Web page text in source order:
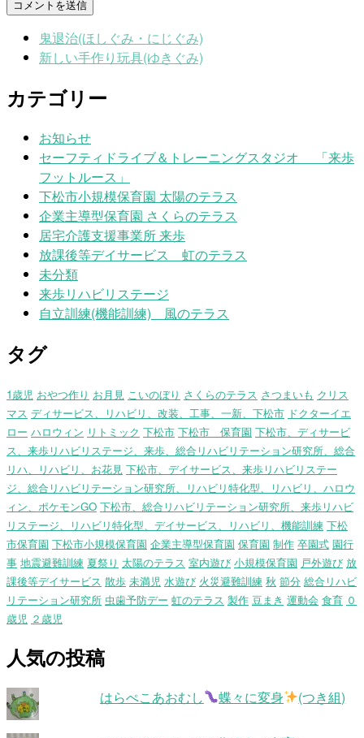
鬼退治(ほしぐみ・にじぐみ)
新しい手作り玩具(ゆきぐみ)
カテゴリー
お知らせ
セーフティドライブ＆トレーニングスタジオ 「来歩
フットルース」
下松市小規模保育園 太陽のテラス
企業主導型保育園 さくらのテラス
居宅介護支援事業所 来歩
放課後等デイサービス 虹のテラス
未分類
来歩リハビリステージ
自立訓練(機能訓練) 風のテラス
タグ
1歳児 おやつ作り お月見 こいのぼり さくらのテラス さつまいも クリス
マス ディサービス、リハビリ、改装、工事、一新、下松市 ドクターイエ
ロー ハロウィン リトミック 下松市 下松市 保育園 下松市、ディサービ
ス、来歩リハビリステージ、来歩、総合リハビリテーション研究所、総合
リハ、リハビリ、お花見 下松市、デイサービス、来歩リハビリステー
ジ、総合リハビリテーション研究所、リハビリ特化型、リハビリ、ハロウ
ィン、ポケモンGO 下松市、総合リハビリテーション研究所、来歩リハビ
リステージ、リハビリ特化型、デイサービス、リハビリ、機能訓練 下松
市保育園 下松市小規模保育園 企業主導型保育園 保育園 制作 卒園式 園行
事 地震避難訓練 夏祭り 太陽のテラス 室内遊び 小規模保育園 戸外遊び 放
課後等デイサービス 散歩 未満児 水遊び 火災避難訓練 秋 節分 総合リハビ
リテーション研究所 虫歯予防デー 虹のテラス 製作 豆まき 運動会 食育 ０
歳児 ２歳児
人気の投稿
はらぺこあおむし 蝶々に変身 (つき組)